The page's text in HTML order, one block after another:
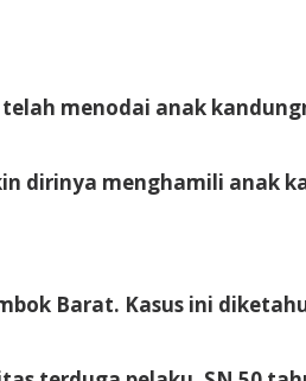
menodai anak
dirinya menghamili anak
Barat. Kasus ini